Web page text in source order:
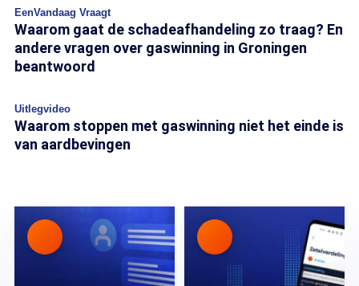
EenVandaag Vraagt
Waarom gaat de schadeafhandeling zo traag? En
andere vragen over gaswinning in Groningen
beantwoord
Uitlegvideo
Waarom stoppen met gaswinning niet het einde is
van aardbevingen